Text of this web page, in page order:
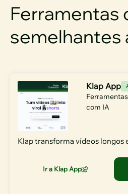
Ferramentas
semelhantes
Klap App
com IA
Klap transforma vídeos longos
Ir a Klap App